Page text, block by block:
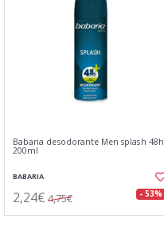
Babaria desodorante Men splash 48h
200ml
BABARIA
2,24€ 4,75€ - 53%